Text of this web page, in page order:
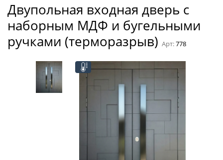
Двупольная входная дверь с
наборным МДФ и бугельными
ручками (терморазрыв) Арт:778